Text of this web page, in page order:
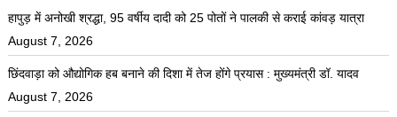
हापुड़ में अनोखी श्रद्धा, 95 वर्षीय दादी को 25 पोतों ने पालकी से कराई कांवड़ यात्रा
August 7, 2026
छिंदवाड़ा को औद्योगिक हब बनाने की दिशा में तेज होंगे प्रयास : मुख्यमंत्री डॉ. यादव
August 7, 2026